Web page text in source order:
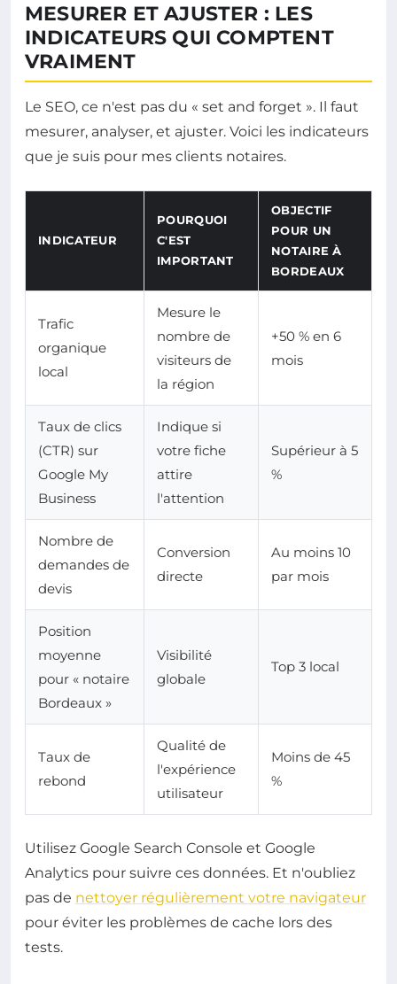
MESURER ET AJUSTER : LES
INDICATEURS QUI COMPTENT
VRAIMENT
Le SEO, ce n'est pas du « set and forget ». Il faut
mesurer, analyser, et ajuster. Voici les indicateurs
que je suis pour mes clients notaires.
INDICATEUR
POURQUOI
C'EST
IMPORTANT
OBJECTIF
POUR UN
NOTAIRE À
BORDEAUX
Trafic
organique
local
Mesure le
nombre de
visiteurs de
la région
+50 % en 6
mois
Taux de clics
(CTR) sur
Google My
Business
Indique si
votre fiche
attire
l'attention
Supérieur à 5
%
Nombre de
demandes de
devis
Conversion
directe
Au moins 10
par mois
Position
moyenne
pour « notaire
Bordeaux »
Visibilité
globale
Top 3 local
Taux de
rebond
Qualité de
l'expérience
utilisateur
Moins de 45
%
Utilisez Google Search Console et Google
Analytics pour suivre ces données. Et n'oubliez
pas de nettoyer régulièrement votre navigateur
pour éviter les problèmes de cache lors des
tests.